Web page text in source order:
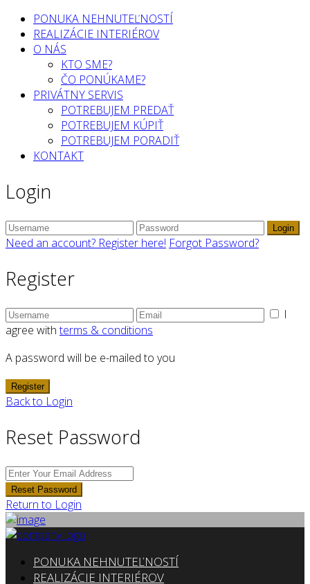
PONUKA NEHNUTEĽNOSTÍ
REALIZÁCIE INTERIÉROV
O NÁS
KTO SME?
ČO PONÚKAME?
PRIVÁTNY SERVIS
POTREBUJEM PREDAŤ
POTREBUJEM KÚPIŤ
POTREBUJEM PORADIŤ
KONTAKT
Login
Login
Need an account? Register here! Forgot Password?
Register
I
agree withterms & conditions
A password will be e-mailed to you
Register
Back to Login
Reset Password
Reset Password
Return to Login
PONUKA NEHNUTEĽNOSTÍ
REALIZÁCIE INTERIÉROV